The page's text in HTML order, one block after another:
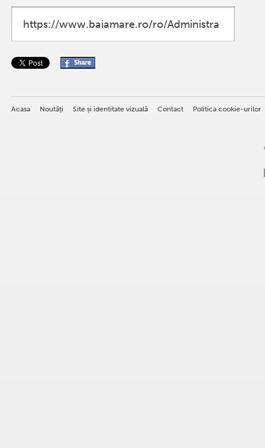
Acasa Noutăţi Site și identitate vizuală Contact Politica cookie-urilor